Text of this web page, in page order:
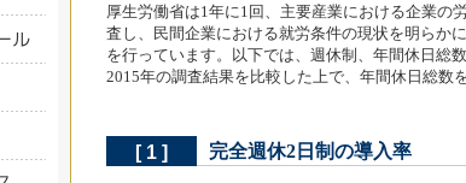
厚生労働省は1年に1回、主要産業における企業の
査し、民間企業における就労条件の現状を明らか
を行っています。以下では、週休制、年間休日総
2015年の調査結果を比較した上で、年間休日総数
[ 1 ] 完全週休2日制の導入率